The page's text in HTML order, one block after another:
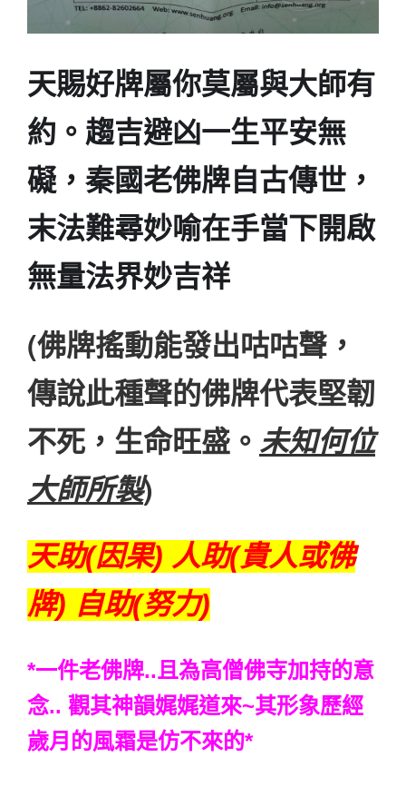
天賜好牌屬你莫屬與大師有
約。趨吉避凶一生平安無
礙，秦國老佛牌自古傳世，
末法難尋妙喻在手當下開啟
無量法界妙吉祥
(佛牌搖動能發出咕咕聲，
傳說此種聲的佛牌代表堅韌
不死，生命旺盛。 未知何位
大師所製)
天助(因果) 人助(貴人或佛
牌) 自助(努力)
*一件老佛牌..且為高僧佛寺加持的意
念.. 觀其神韻娓娓道來~其形象歷經
歲月的風霜是仿不來的*